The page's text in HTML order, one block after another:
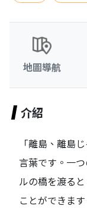
地圖導航
介紹
「離島、離島
言葉です。一
ルの橋を渡る
ことができます